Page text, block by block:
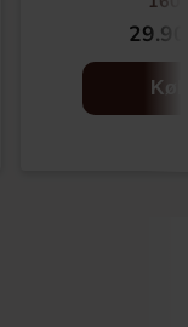
Køb